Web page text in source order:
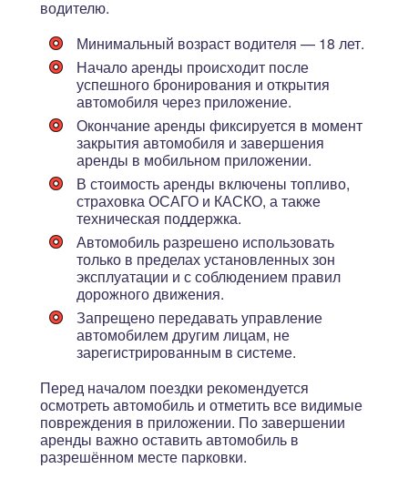
водителю.
Минимальный возраст водителя — 18 лет.
Начало аренды происходит после
успешного бронирования и открытия
автомобиля через приложение.
Окончание аренды фиксируется в момент
закрытия автомобиля и завершения
аренды в мобильном приложении.
В стоимость аренды включены топливо,
страховка ОСАГО и КАСКО, а также
техническая поддержка.
Автомобиль разрешено использовать
только в пределах установленных зон
эксплуатации и с соблюдением правил
дорожного движения.
Запрещено передавать управление
автомобилем другим лицам, не
зарегистрированным в системе.
Перед началом поездки рекомендуется
осмотреть автомобиль и отметить все видимые
повреждения в приложении. По завершении
аренды важно оставить автомобиль в
разрешённом месте парковки.